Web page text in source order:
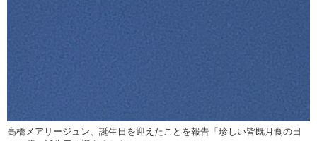
高橋メアリージュン、誕生日を迎えたことを報告「珍しい皆既月食の日